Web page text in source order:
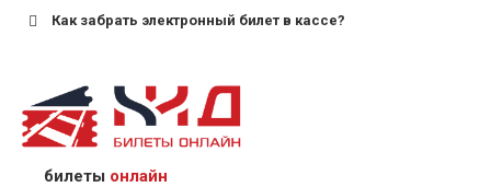
Как забрать электронный билет в кассе?
назвав кассиру 14-значный номер заказа;
предъявив удостоверение личности пассажира, на
кого оформлен билет.
билеты онлайн